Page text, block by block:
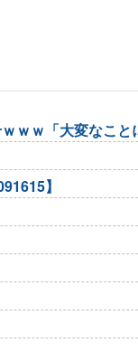
ｗｗｗ「大変なこ
】